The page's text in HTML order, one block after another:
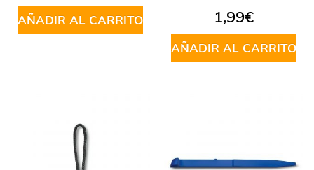
AÑADIR AL CARRITO 1,99€
AÑADIR AL CARRITO